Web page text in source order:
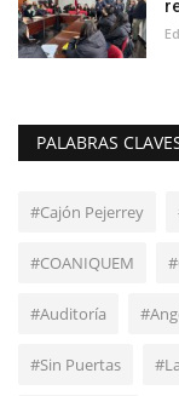
PALABRAS
#Cajón Pejerrey
#COANIQUEM
#Auditoría
#Sin Puertas